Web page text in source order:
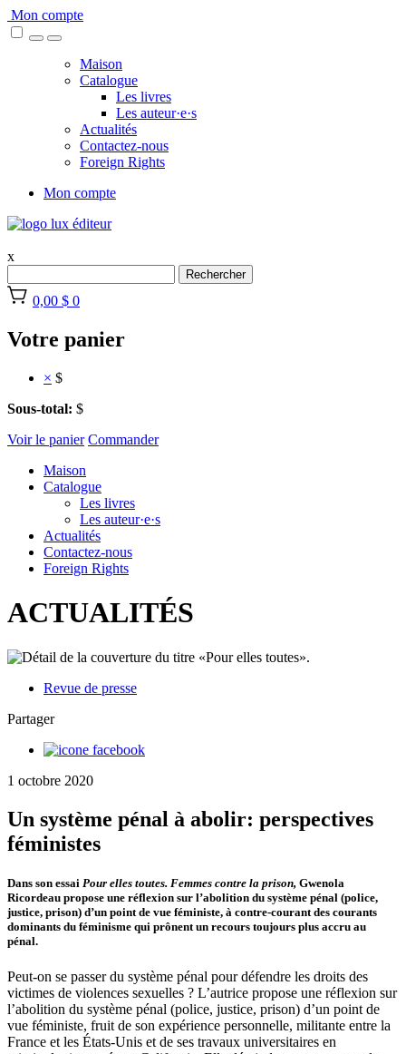
Skip
to
Mon compte
Maison
Catalogue
Les livres
Les auteur·e·s
Actualités
Contactez-nous
Foreign Rights
Mon compte
x
Rechercher
0,00 $ 0
Votre panier
× $
Sous-total: $
Voir le panier Commander
Maison
Catalogue
Les livres
Les auteur·e·s
Actualités
Contactez-nous
Foreign Rights
ACTUALITÉS
Revue de presse
Partager
1 octobre 2020
Un système pénal à abolir: perspectives
féministes
Dans son essai Pour elles toutes. Femmes contre la prison, Gwenola
Ricordeau propose une réflexion sur l’abolition du système pénal (police,
justice, prison) d’un point de vue féministe, à contre-courant des courants
dominants du féminisme qui prônent un recours toujours plus accru au
pénal.
Peut-on se passer du système pénal pour défendre les droits des
victimes de violences sexuelles ? L’autrice propose une réflexion sur
l’abolition du système pénal (police, justice, prison) d’un point de
vue féministe, fruit de son expérience personnelle, militante entre la
France et les États-Unis et de ses travaux universitaires en